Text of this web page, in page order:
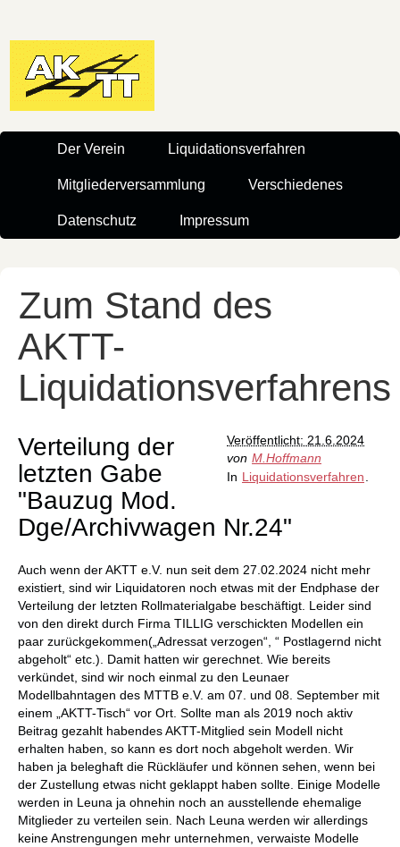
Der Verein Liquidationsverfahren
Mitgliederversammlung Verschiedenes
Datenschutz Impressum
Zum Stand des
AKTT-
Liquidationsverfahrens
Veröffentlicht: 21.6.2024
von M.Hoffmann
In Liquidationsverfahren
Verteilung der
letzten Gabe
"Bauzug Mod.
Dge/Archivwagen Nr.24"
Auch wenn der AKTT e.V. nun seit dem 27.02.2024 nicht mehr
existiert, sind wir Liquidatoren noch etwas mit der Endphase der
Verteilung der letzten Rollmaterialgabe beschäftigt. Leider sind
von den direkt durch Firma TILLIG verschickten Modellen ein
paar zurückgekommen(„Adressat verzogen“, “ Postlagernd nicht
abgeholt“ etc.). Damit hatten wir gerechnet. Wie bereits
verkündet, sind wir noch einmal zu den Leunaer
Modellbahntagen des MTTB e.V. am 07. und 08. September mit
einem „AKTT-Tisch“ vor Ort. Sollte man als 2019 noch aktiv
Beitrag gezahlt habendes AKTT-Mitglied sein Modell nicht
erhalten haben, so kann es dort noch abgeholt werden. Wir
haben ja beleghaft die Rückläufer und können sehen, wenn bei
der Zustellung etwas nicht geklappt haben sollte. Einige Modelle
werden in Leuna ja ohnehin noch an ausstellende ehemalige
Mitglieder zu verteilen sein. Nach Leuna werden wir allerdings
keine Anstrengungen mehr unternehmen, verwaiste Modelle